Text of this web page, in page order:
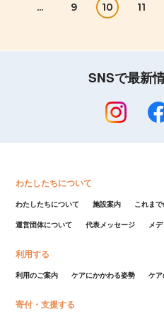
... 9 10 11
SNSで最新
わたしたちについて
わたしたちについて 施設案内 これま
運営団体について 代表メッセージ メ
利用する
利用のご案内 ケアにかかわる姿勢 ケ
寄付・支援する